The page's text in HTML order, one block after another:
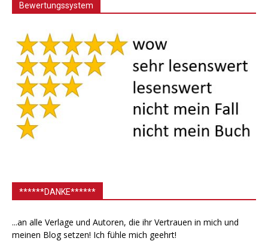
Bewertungssystem
******DANKE******
...an alle Verlage und Autoren, die ihr Vertrauen in mich und
meinen Blog setzen! Ich fühle mich geehrt!